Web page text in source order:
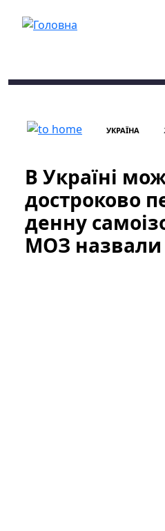
УКРАЇНА
В Україні
достроково
денну
МОЗ